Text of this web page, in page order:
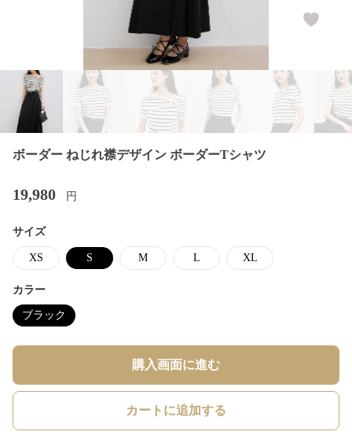
ボーダー ねじれ襟デザイン ボーダーTシャツ
19,980 円
サイズ
XS S M L XL
カラー
ブラック
購入画面に進む
カートに追加する